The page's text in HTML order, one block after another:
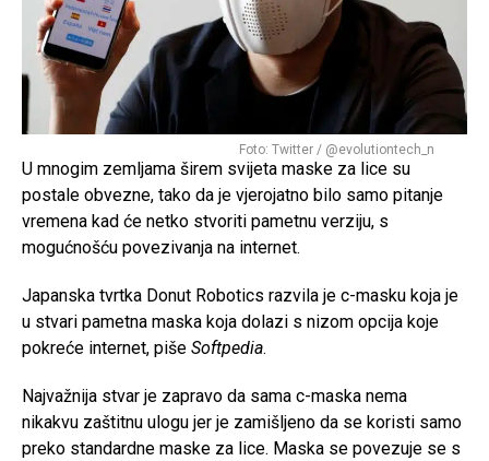
Foto: Twitter / @evolutiontech_n
U mnogim zemljama širem svijeta maske za lice su
postale obvezne, tako da je vjerojatno bilo samo pitanje
vremena kad će netko stvoriti pametnu verziju, s
mogućnošću povezivanja na internet.
Japanska tvrtka Donut Robotics razvila je c-masku koja je
u stvari pametna maska koja dolazi s nizom opcija koje
pokreće internet, piše Softpedia.
Najvažnija stvar je zapravo da sama c-maska nema
nikakvu zaštitnu ulogu jer je zamišljeno da se koristi samo
preko standardne maske za lice. Maska se povezuje se s